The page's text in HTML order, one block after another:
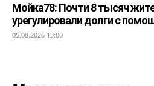
Мойка78: Почти 8 тысяч
урегулировали долги с
05.08.2026 13:00